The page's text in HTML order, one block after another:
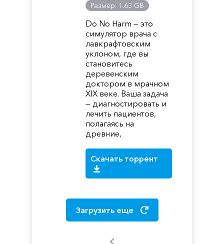
Размер: 1.63 GB
Do No Harm — это
симулятор врача с
лавкрафтовским
уклоном, где вы
становитесь
деревенским
доктором в мрачном
XIX веке. Ваша задача
— диагностировать и
лечить пациентов,
полагаясь на
древние,
Скачать торрент
Загрузить еще